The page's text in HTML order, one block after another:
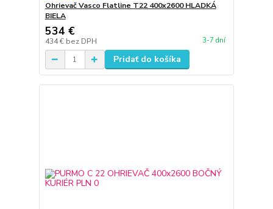
Ohrievač Vasco Flatline T22 400x2600 HLADKÁ
BIELA
534 €
434 € bez DPH 3-7 dní
Pridať do košíka